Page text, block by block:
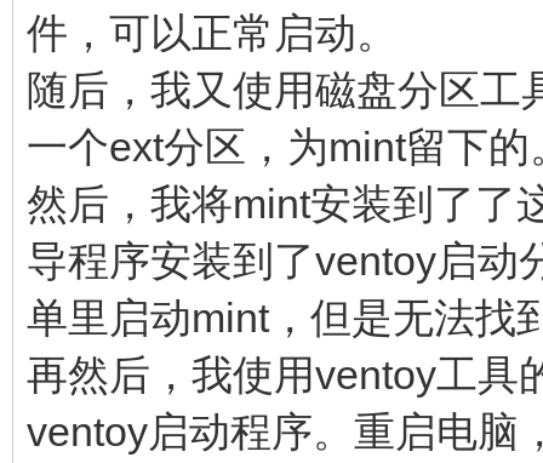
件，可以正常启动。
随后，我又使用磁盘分区
一个ext分区，为mint留下
然后，我将mint安装到了了
导程序安装到了ventoy启动
单里启动mint，但是无法找
再然后，我使用ventoy工具
ventoy启动程序。重启电脑